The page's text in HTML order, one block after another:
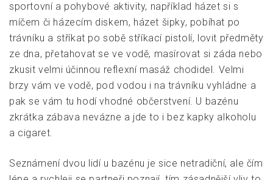
sportovní a pohybové aktivity, například házet si s
míčem či házecím diskem, házet šipky, pobíhat po
trávníku a stříkat po sobě stříkací pistolí, lovit předměty
ze dna, přetahovat se ve vodě, masírovat si záda nebo
zkusit velmi účinnou reflexní masáž chodidel. Velmi
brzy vám ve vodě, pod vodou i na trávníku vyhládne a
pak se vám tu hodí vhodné občerstvení. U bazénu
zkrátka zábava nevázne a jde to i bez kapky alkoholu
a cigaret.
Seznámení dvou lidí u bazénu je sice netradiční, ale čím